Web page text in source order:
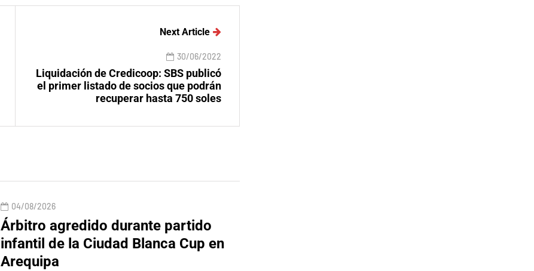
Next Article
30/06/2022
Liquidación de Credicoop: SBS publicó
el primer listado de socios que podrán
recuperar hasta 750 soles
04/08/2026
Árbitro agredido durante partido
infantil de la Ciudad Blanca Cup en
Arequipa